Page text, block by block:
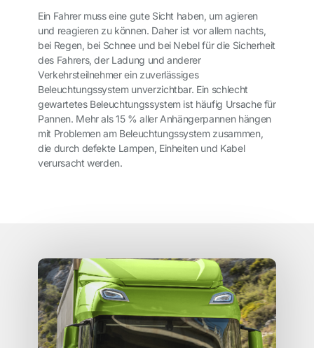
Ein Fahrer muss eine gute Sicht haben, um agieren
und reagieren zu können. Daher ist vor allem nachts,
bei Regen, bei Schnee und bei Nebel für die Sicherheit
des Fahrers, der Ladung und anderer
Verkehrsteilnehmer ein zuverlässiges
Beleuchtungssystem unverzichtbar. Ein schlecht
gewartetes Beleuchtungssystem ist häufig Ursache für
Pannen. Mehr als 15 % aller Anhängerpannen hängen
mit Problemen am Beleuchtungssystem zusammen,
die durch defekte Lampen, Einheiten und Kabel
verursacht werden.